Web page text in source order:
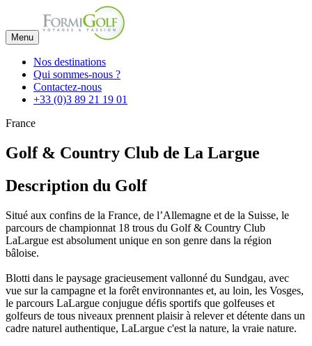
Menu
Nos destinations
Qui sommes-nous ?
Contactez-nous
+33 (0)3 89 21 19 01
France
Golf & Country Club de La Largue
Description du Golf
Situé aux confins de la France, de l’Allemagne et de la Suisse, le
parcours de championnat 18 trous du Golf & Country Club
LaLargue est absolument unique en son genre dans la région
bâloise.
Blotti dans le paysage gracieusement vallonné du Sundgau, avec
vue sur la campagne et la forêt environnantes et, au loin, les Vosges,
le parcours LaLargue conjugue défis sportifs que golfeuses et
golfeurs de tous niveaux prennent plaisir à relever et détente dans un
cadre naturel authentique, LaLargue c'est la nature, la vraie nature.